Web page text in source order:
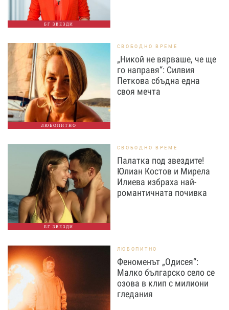
БГ ЗВЕЗДИ
ЛЮБОПИТНО
СВОБОДНО ВРЕМЕ
„Никой не вярваше, че ще
го направя“: Силвия
Петкова сбъдна една
своя мечта
БГ ЗВЕЗДИ
СВОБОДНО ВРЕМЕ
Палатка под звездите!
Юлиан Костов и Мирела
Илиева избраха най-
романтичната почивка
ЛЮБОПИТНО
Феноменът „Одисея“:
Малко българско село се
озова в клип с милиони
гледания